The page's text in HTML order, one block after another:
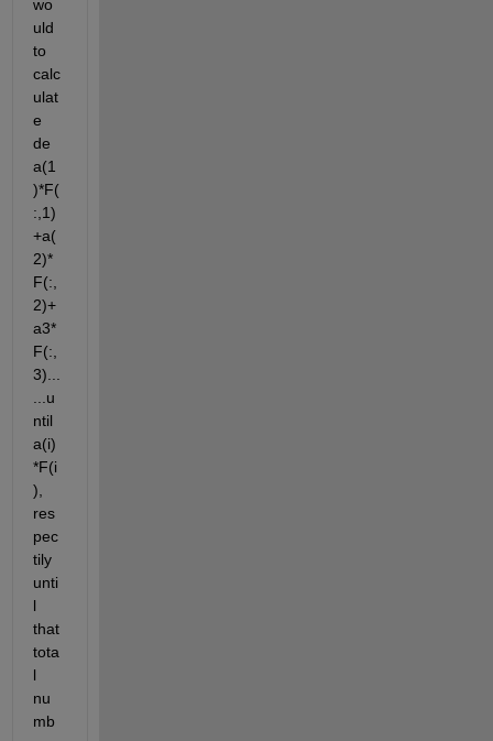
wo
uld
to
calc
ulat
e
de
a(1
)*F(
:,1)
+a(
2)*
F(:,
2)+
a3*
F(:,
3)...
...u
ntil
a(i)
*F(i
),
res
pec
tily
unti
l
that
tota
l
nu
mb